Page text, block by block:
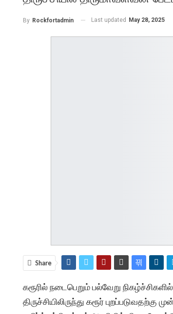
By Rockfortadmin Last updated May 28, 2025
Share
கரூரில் நடைபெறும் பல்வேறு
திருச்சியிலிருந்து கரூர்